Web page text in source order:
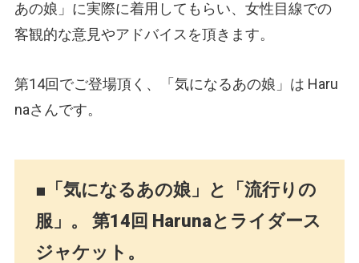
あの娘」に実際に着用してもらい、女性目線での
客観的な意見やアドバイスを頂きます。
第14回でご登場頂く、「気になるあの娘」は Haru
naさんです。
■「気になるあの娘」と「流行りの
服」。 第14回 Harunaとライダース
ジャケット。